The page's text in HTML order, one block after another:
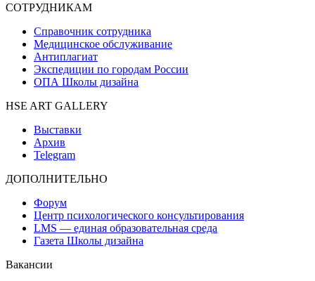
СОТРУДНИКАМ
Справочник сотрудника
Медицинское обслуживание
Антиплагиат
Экспедиции по городам России
ОПА Школы дизайна
HSE ART GALLERY
Выставки
Архив
Telegram
ДОПОЛНИТЕЛЬНО
Форум
Центр психологического консультирования
LMS — единая образовательная среда
Газета Школы дизайна
Вакансии